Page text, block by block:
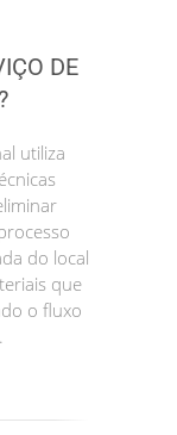
DE
utiliza
do local
que
o fluxo